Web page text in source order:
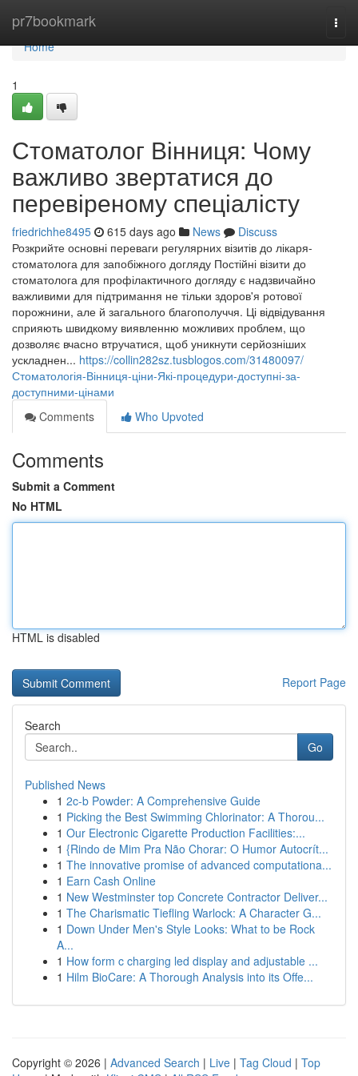
pr7bookmark
Home
Home
1
Стоматолог Вінниця: Чому
важливо звертатися до
перевіреному спеціалісту
friedrichhe8495 615 days ago News
Discuss
Розкрийте основні переваги регулярних візитів до лікаря-
стоматолога для запобіжного догляду Постійні візити до
стоматолога для профілактичного догляду є надзвичайно
важливими для підтримання не тільки здоров'я ротової
порожнини, але й загального благополуччя. Ці відвідування
сприяють швидкому виявленню можливих проблем, що
дозволяє вчасно втручатися, щоб уникнути серйозніших
ускладнен... https://collin282sz.tusblogos.com/31480097/
Стоматологія-Вінниця-ціни-Які-процедури-доступні-за-
доступними-цінами
Comments
Who Upvoted
Comments
Submit a Comment
No HTML
HTML is disabled
Report Page
Search
Go
Published News
1 2c-b Powder: A Comprehensive Guide
1 Picking the Best Swimming Chlorinator: A Thorou...
1 Our Electronic Cigarette Production Facilities:...
1 {Rindo de Mim Pra Não Chorar: O Humor Autocrít...
1 The innovative promise of advanced computationa...
1 Earn Cash Online
1 New Westminster top Concrete Contractor Deliver...
1 The Charismatic Tiefling Warlock: A Character G...
1 Down Under Men's Style Looks: What to be Rock
A...
1 How form c charging led display and adjustable ...
1 Hilm BioCare: A Thorough Analysis into its Offe...
Copyright © 2026 | Advanced Search | Live | Tag Cloud | Top